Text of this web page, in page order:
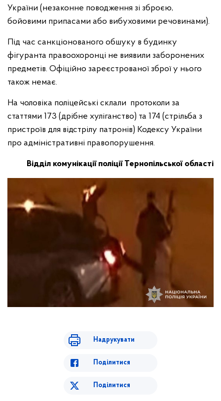
України (незаконне поводження зі зброєю,
бойовими припасами або вибуховими речовинами).
Під час санкціонованого обшуку в будинку
фігуранта правоохоронці не виявили заборонених
предметів. Офіційно зареєстрованої зброї у нього
також немає.
На чоловіка поліцейські склали протоколи за
статтями 173 (дрібне хуліганство) та 174 (стрільба з
пристроїв для відстрілу патронів) Кодексу України
про адміністративні правопорушення.
Відділ комунікації поліції Тернопільської області
Надрукувати
Поділитися
Поділитися